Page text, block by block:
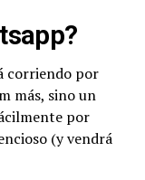
corriendo por
más, sino un
por
(y vendrá